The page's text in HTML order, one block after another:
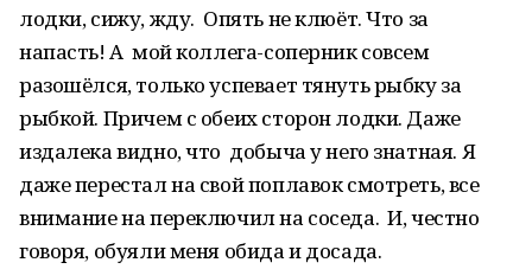
лодки, сижу, жду. Опять не клюёт. Что за
напасть! А мой коллега-соперник совсем
разошёлся, только успевает тянуть рыбку за
рыбкой. Причем с обеих сторон лодки. Даже
издалека видно, что добыча у него знатная. Я
даже перестал на свой поплавок смотреть, все
внимание на переключил на соседа. И, честно
говоря, обуяли меня обида и досада.